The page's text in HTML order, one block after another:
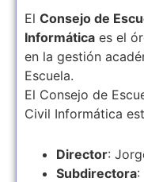
El Consejo de
Informática es el
en la gestión
Escuela.
El Consejo de
Civil Informática
Director:
Subdirectora: